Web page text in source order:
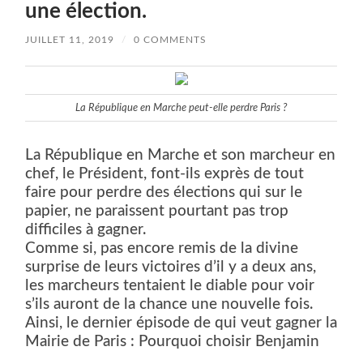
une élection.
JUILLET 11, 2019 / 0 COMMENTS
La République en Marche peut-elle perdre Paris ?
La République en Marche et son marcheur en
chef, le Président, font-ils exprès de tout
faire pour perdre des élections qui sur le
papier, ne paraissent pourtant pas trop
difficiles à gagner.
Comme si, pas encore remis de la divine
surprise de leurs victoires d’il y a deux ans,
les marcheurs tentaient le diable pour voir
s’ils auront de la chance une nouvelle fois.
Ainsi, le dernier épisode de qui veut gagner la
Mairie de Paris : Pourquoi choisir Benjamin